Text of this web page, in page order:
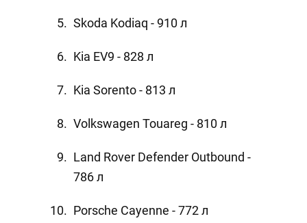
Skoda Kodiaq - 910 л
Kia EV9 - 828 л
Kia Sorento - 813 л
Volkswagen Touareg - 810 л
Land Rover Defender Outbound -
786 л
Porsche Cayenne - 772 л